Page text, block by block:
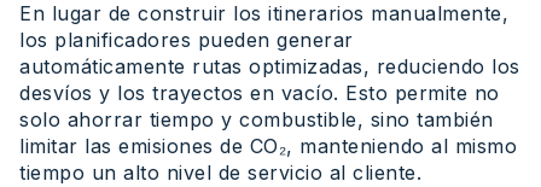
En lugar de construir los itinerarios manualmente,
los planificadores pueden generar
automáticamente rutas optimizadas, reduciendo los
desvíos y los trayectos en vacío. Esto permite no
solo ahorrar tiempo y combustible, sino también
limitar las emisiones de CO₂, manteniendo al mismo
tiempo un alto nivel de servicio al cliente.